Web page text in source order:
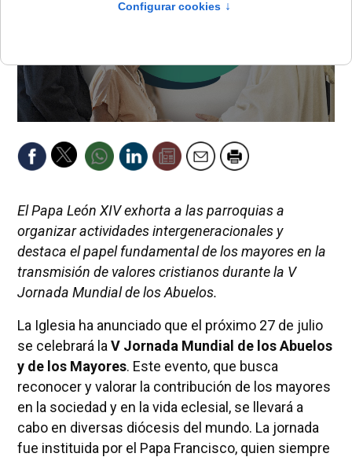
El Papa León XIV exhorta a las parroquias a
organizar actividades intergeneracionales y
destaca el papel fundamental de los mayores en la
transmisión de valores cristianos durante la V
Jornada Mundial de los Abuelos.
La Iglesia ha anunciado que el próximo 27 de julio
se celebrará la V Jornada Mundial de los Abuelos
y de los Mayores. Este evento, que busca
reconocer y valorar la contribución de los mayores
en la sociedad y en la vida eclesial, se llevará a
cabo en diversas diócesis del mundo. La jornada
fue instituida por el Papa Francisco, quien siempre